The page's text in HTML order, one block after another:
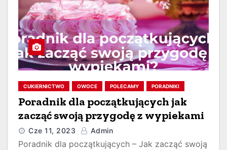
CUKIERNICTWO OWOCE POLECAMY PORADNIKI
Poradnik dla początkujących jak
zacząć swoją przygodę z wypiekami
Cze 11, 2023 Admin
Poradnik dla początkujących – Jak zacząć swoją